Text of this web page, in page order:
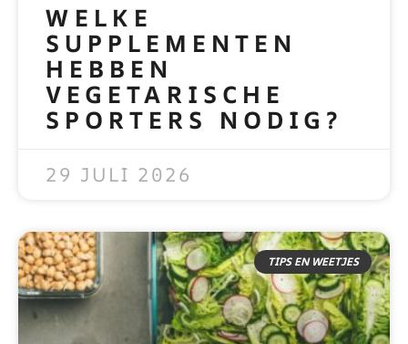
WELKE
SUPPLEMENTEN
HEBBEN
VEGETARISCHE
SPORTERS NODIG?
29 JULI 2026
TIPS EN WEETJES